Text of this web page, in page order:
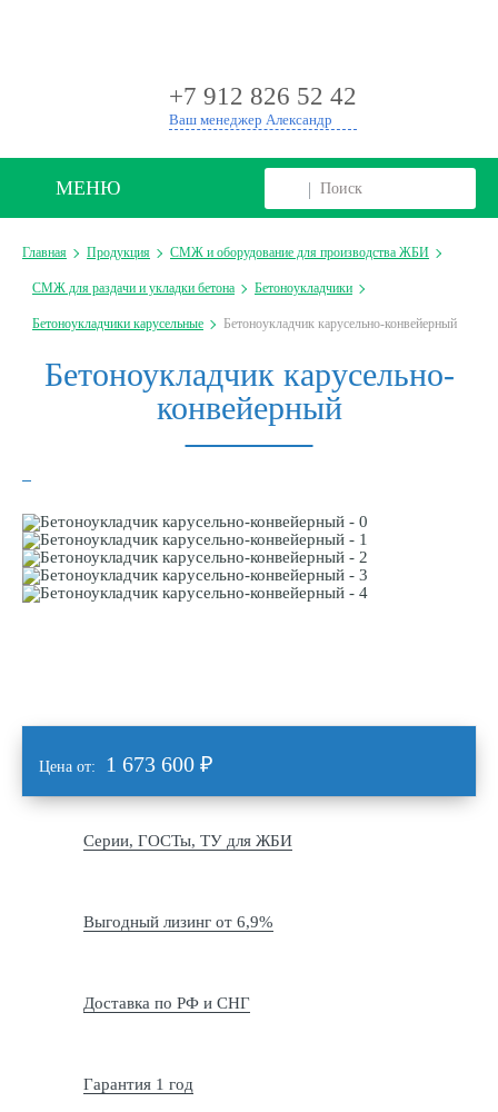
+7 912 826 52 42
Ваш менеджер Александр
МЕНЮ
Главная Продукция СМЖ и оборудование для производства ЖБИ
СМЖ для раздачи и укладки бетона Бетоноукладчики
Бетоноукладчики карусельные Бетоноукладчик карусельно-конвейерный
Бетоноукладчик карусельно-
конвейерный
Цена от: 1 673 600 ₽
Серии, ГОСТы, ТУ для ЖБИ
Выгодный лизинг от 6,9%
Доставка по РФ и СНГ
Гарантия 1 год